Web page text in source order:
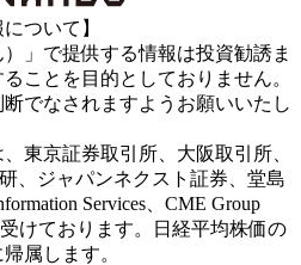
ついて】
」で提供する情報は投資勧誘ま
ことを目的としておりません。
でなされますようお願いいたし
東京証券取引所、大阪取引所、
、ジャパンネクスト証券、堂島
Services、CME Group
けております。日経平均株価の
属します。